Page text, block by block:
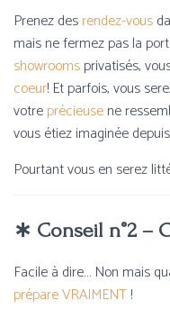
Prenez desrendez-vous
mais ne fermez pas la
showroomsprivatisés,
coeur! Et parfois, vous
votreprécieusene
vous étiez imaginée
Pourtant vous en serez
∗ Conseil n°2 –
Facile à dire… Non mais
prépare VRAIMENT!